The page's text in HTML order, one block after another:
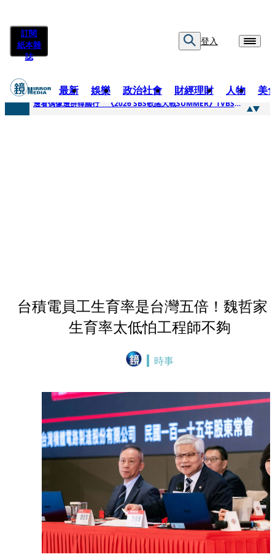
訂閱
紙本雜
誌
登入
最新 娛樂 政治社會 財經理財 人物 美
快訊
邊看偶像邊拚韓國行 《2026 SBS歌謠大戰SUMMER》TVBS直播祭追星福利
台積電員工生育率是台灣五倍！魏哲家
生育率太低怕工程師不夠
時事